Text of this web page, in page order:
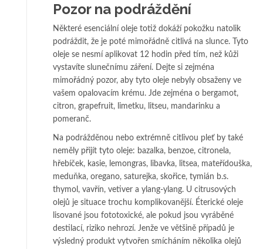
Pozor na podráždění
Některé esenciální oleje totiž dokáží pokožku natolik
podráždit, že je poté mimořádně citlivá na slunce. Tyto
oleje se nesmí aplikovat 12 hodin před tím, než kůži
vystavíte slunečnímu záření. Dejte si zejména
mimořádný pozor, aby tyto oleje nebyly obsaženy ve
vašem opalovacím krému. Jde zejména o bergamot,
citron, grapefruit, limetku, litseu, mandarinku a
pomeranč.
Na podrážděnou nebo extrémně citlivou pleť by také
neměly přijít tyto oleje: bazalka, benzoe, citronela,
hřebíček, kasie, lemongras, libavka, litsea, mateřídouška,
meduňka, oregano, saturejka, skořice, tymián b.s.
thymol, vavřín, vetiver a ylang-ylang. U citrusových
olejů je situace trochu komplikovanější. Éterické oleje
lisované jsou fototoxické, ale pokud jsou vyráběné
destilací, riziko nehrozí. Jenže ve většině případů je
výsledný produkt vytvořen smícháním několika olejů